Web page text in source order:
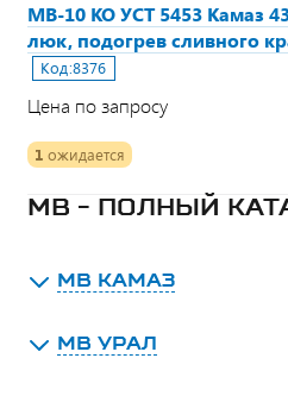
МВ-10 КО УСТ 5453 Камаз
люк, подогрев сливного
Код:8376
Цена по запросу
1 ожидается
МВ - ПОЛНЫЙ
МВ КАМАЗ
МВ УРАЛ